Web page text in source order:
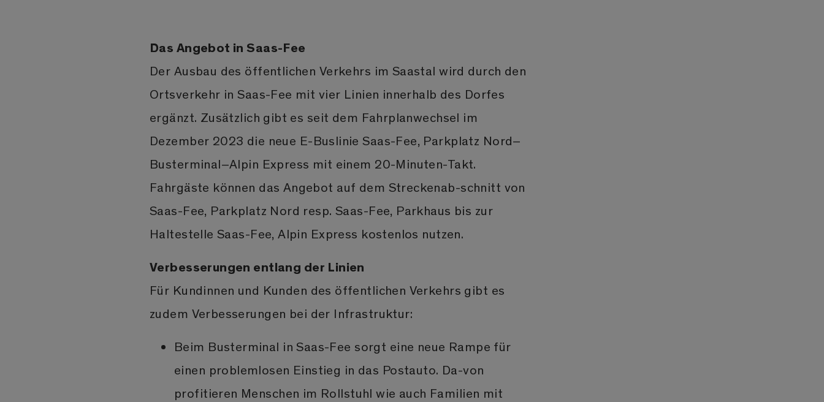
Das Angebot in Saas-Fee
Der Ausbau des öffentlichen Verkehrs im Saastal wird durch den
Ortsverkehr in Saas-Fee mit vier Linien innerhalb des Dorfes
ergänzt. Zusätzlich gibt es seit dem Fahrplanwechsel im
Dezember 2023 die neue E-Buslinie Saas-Fee, Parkplatz Nord–
Busterminal–Alpin Express mit einem 20-Minuten-Takt.
Fahrgäste können das Angebot auf dem Streckenab-schnitt von
Saas-Fee, Parkplatz Nord resp. Saas-Fee, Parkhaus bis zur
Haltestelle Saas-Fee, Alpin Express kostenlos nutzen.
Verbesserungen entlang der Linien
Für Kundinnen und Kunden des öffentlichen Verkehrs gibt es
zudem Verbesserungen bei der Infrastruktur:
Beim Busterminal in Saas-Fee sorgt eine neue Rampe für
einen problemlosen Einstieg in das Postauto. Da-von
profitieren Menschen im Rollstuhl wie auch Familien mit